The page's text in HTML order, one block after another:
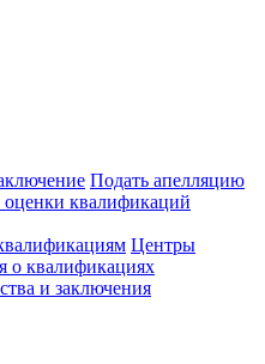
Подать апелляцию
оценки квалификаций
Центры
о квалификациях
и заключения